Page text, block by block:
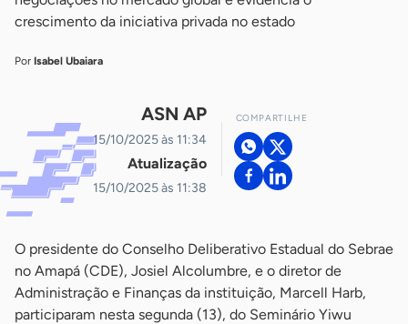
crescimento da iniciativa privada no estado
Por Isabel Ubaiara
ASN AP
15/10/2025 às 11:34
Atualização
15/10/2025 às 11:38
COMPARTILHE
O presidente do Conselho Deliberativo Estadual do Sebrae
no Amapá (CDE), Josiel Alcolumbre, e o diretor de
Administração e Finanças da instituição, Marcell Harb,
participaram nesta segunda (13), do Seminário Yiwu